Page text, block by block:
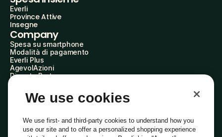
Everli
Province Attive
Insegne
Company
Spesa su smartphone
Modalità di pagamento
Everli Plus
AgevolAzioni
Diventa Partner
Everli Shoppers
About Us
Everli News
Domande frequenti
Lavora con noi
We use cookies
We use first- and third-party cookies to understand how you
use our site and to offer a personalized shopping experience